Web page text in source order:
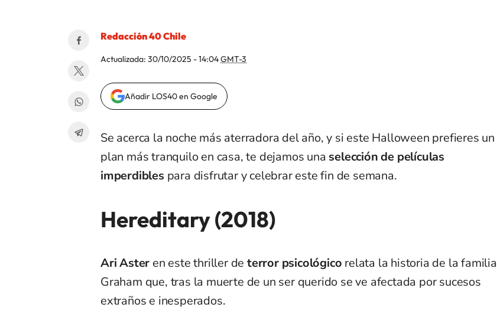
Redacción 40 Chile
Actualizada: 30/10/2025 - 14:04GMT-3
Añadir LOS40 en Google
Se acerca la noche más aterradora del año, y si este Halloween prefieres un
plan más tranquilo en casa, te dejamos una selección de películas
imperdibles para disfrutar y celebrar este fin de semana.
Hereditary (2018)
Ari Aster en este thriller deterror psicológico relata la historia de la familia
Graham que, tras la muerte de un ser querido se ve afectada por sucesos
extraños e inesperados.